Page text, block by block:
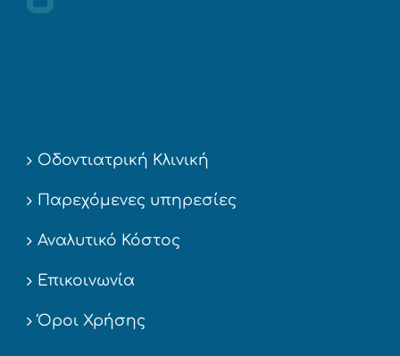
Οδοντιατρική Κλινική
Παρεχόμενες υπηρεσίες
Αναλυτικό Κόστος
Επικοινωνία
Όροι Χρήσης